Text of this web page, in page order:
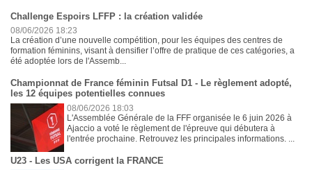
Challenge Espoirs LFFP : la création validée
08/06/2026 18:23
La création d’une nouvelle compétition, pour les équipes des centres de
formation féminins, visant à densifier l’offre de pratique de ces catégories, a
été adoptée lors de l'Assemb...
Championnat de France féminin Futsal D1 - Le règlement adopté,
les 12 équipes potentielles connues
08/06/2026 18:03
L'Assemblée Générale de la FFF organisée le 6 juin 2026 à
Ajaccio a voté le règlement de l'épreuve qui débutera à
l'entrée prochaine. Retrouvez les principales informations. ...
U23 - Les USA corrigent la FRANCE